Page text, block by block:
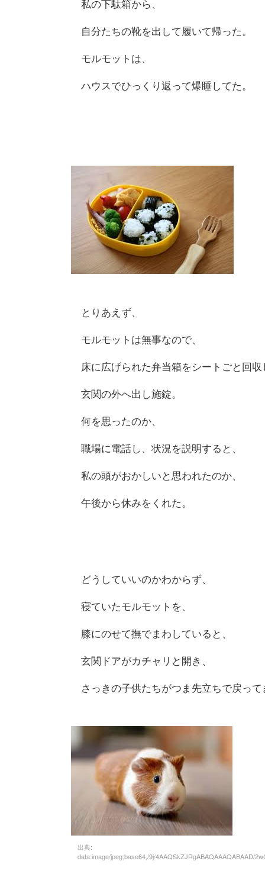
私の下駄箱から、
自分たちの靴を出して履いて帰った。
モルモットは、
ハウスでひっくり返って爆睡してた。
とりあえず、
モルモットは無事なので、
床に広げられた弁当箱をシートごと回収
玄関の外へ出し施錠。
何を思ったのか、
職場に電話し、状況を説明すると、
私の頭がおかしいと思われたのか、
午後から休みをくれた。
どうしていいのかわからず、
寝ていたモルモットを、
膝にのせて撫でまわしていると、
玄関ドアがカチャリと開き、
さっきの子供たちがつま先立ちで戻っ
出典:
data:image/jpeg;base64,/9j/4AAQSkZJRgABAQAAAQABAAD/